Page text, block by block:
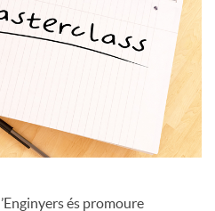
és promoure